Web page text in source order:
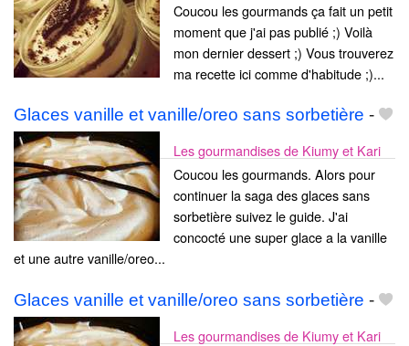
Coucou les gourmands ça fait un petit
moment que j'ai pas publié ;) Voilà
mon dernier dessert ;) Vous trouverez
ma recette ici comme d'habitude ;)...
Glaces vanille et vanille/oreo sans sorbetière -
Les gourmandises de Kiumy et Kari
Coucou les gourmands. Alors pour
continuer la saga des glaces sans
sorbetière suivez le guide. J'ai
concocté une super glace a la vanille
et une autre vanille/oreo...
Glaces vanille et vanille/oreo sans sorbetière -
Les gourmandises de Kiumy et Kari